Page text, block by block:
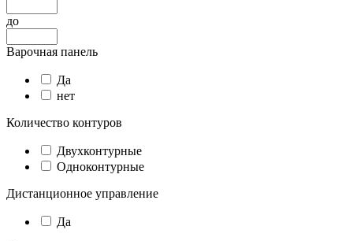
до
Варочная панель
Да
нет
Количество контуров
Двухконтурные
Одноконтурные
Дистанционное управление
Да